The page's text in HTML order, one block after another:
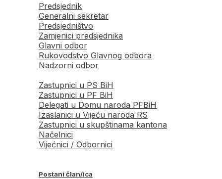
Predsjednik
Generalni sekretar
Predsjedništvo
Zamjenici predsjednika
Glavni odbor
Rukovodstvo Glavnog odbora
Nadzorni odbor
Zastupnici u PS BiH
Zastupnici u PF BiH
Delegati u Domu naroda PFBiH
Izaslanici u Vijeću naroda RS
Zastupnici u skupštinama kantona
Načelnici
Vijećnici / Odbornici
Postani član/ica